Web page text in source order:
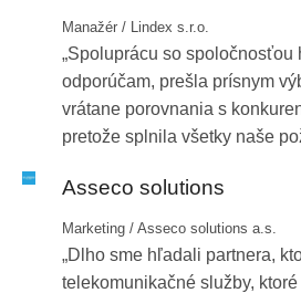
Manažér / Lindex s.r.o.
Spoluprácu so spoločnosťou
odporúčam, prešla prísnym
vrátane porovnania s
pretože splnila všetky naše
ObrázokAsseco solutions
Marketing / Asseco solutions a.s.
Dlho sme hľadali partnera,
telekomunikačné služby,